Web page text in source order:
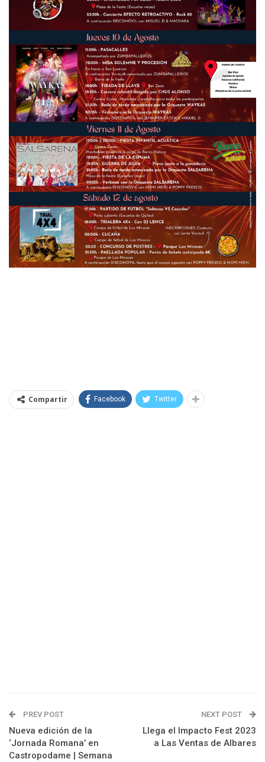
Compartir Facebook Twitter
PREV POST
Nueva edición de la
‘Jornada Romana’ en
Castropodame | Semana
NEXT POST
Llega el Impacto Fest 2023
a Las Ventas de Albares